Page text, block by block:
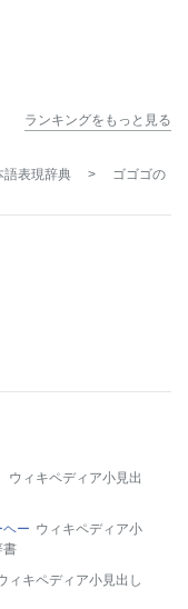
ランキングをもっと見る
語表現辞典 > ゴゴゴの
ウィキペディア小見出
ー ウィキペディア小
書
ィキペディア小見出し